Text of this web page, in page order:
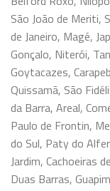
São João de Meriti,
de Janeiro, Magé,
Gonçalo, Niterói,
Goytacazes,
Quissamã, São
da Barra, Areal,
Paulo de Frontin,
do Sul, Paty do
Jardim, Cachoeiras
Duas Barras,